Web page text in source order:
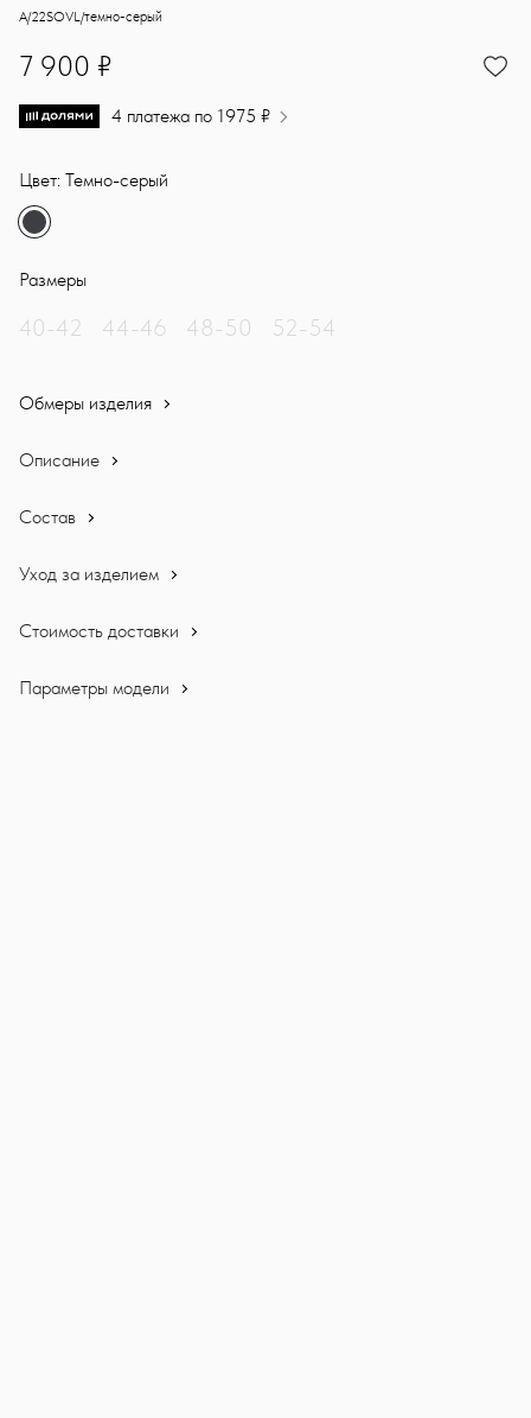
Жакет в стиле дадкор из костюмной ткани. Детали: объёмный
Sasha Ostrov
A/22SOVL/темно-серый
7900
7 900 ₽
4 платежа по 1975 ₽
Цвет: Темно-серый
Размеры
40-42 44-46 48-50 52-54
Обмеры изделия
Описание
Состав
Уход за изделием
Стоимость доставки
Параметры модели